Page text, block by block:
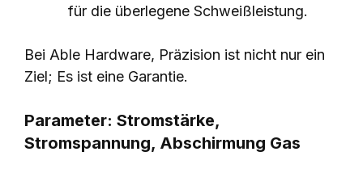
für die überlegene Schweißleistung.
Bei Able Hardware, Präzision ist nicht nur ein
Ziel; Es ist eine Garantie.
Parameter: Stromstärke,
Stromspannung, Abschirmung Gas